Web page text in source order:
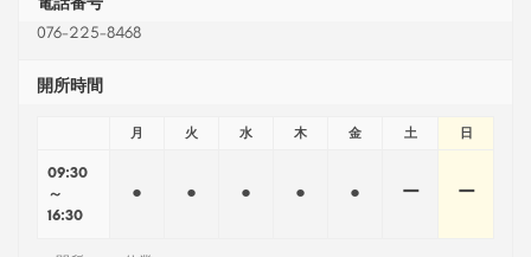
076-225-8468
開所時間
月 火 水 木 金 土 日
09:30
～
16:30
● ● ● ● ● ー ー